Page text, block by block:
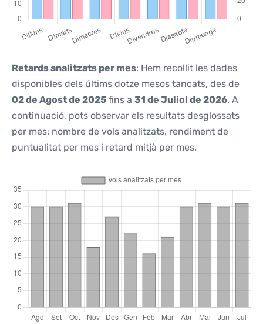
Retards analitzats per mes: Hem recollit les dades
disponibles dels últims dotze mesos tancats, des de
02 de Agost de 2025 fins a 31 de Juliol de 2026. A
continuació, pots observar els resultats desglossats
per mes: nombre de vols analitzats, rendiment de
puntualitat per mes i retard mitjà per mes.